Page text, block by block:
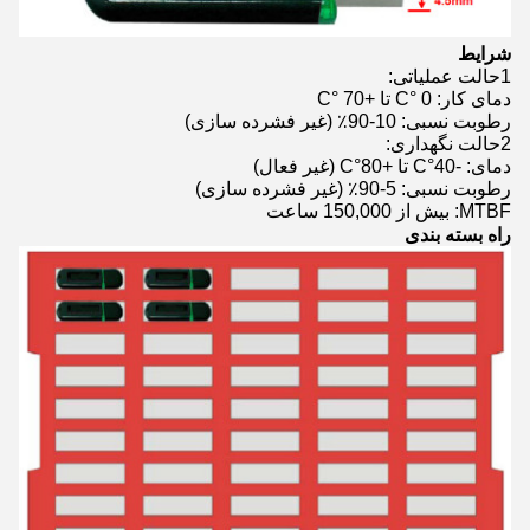
شرایط
1حالت عملیاتی:
دمای کار: 0 °C تا +70 °C
رطوبت نسبی: 10-90٪ (غیر فشرده سازی)
2حالت نگهداری:
دمای: -40°C تا +80°C (غیر فعال)
رطوبت نسبی: 5-90٪ (غیر فشرده سازی)
MTBF: بیش از 150,000 ساعت
راه بسته بندی